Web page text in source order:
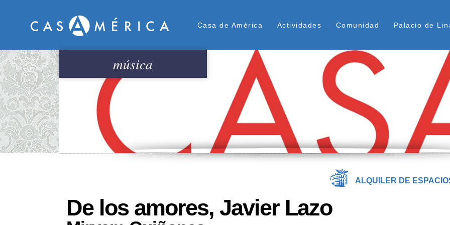
Menú Superior
Casa de América Actividades Comunidad Palacio de
música
ALQUILER DE
De los amores, Javier Lazo